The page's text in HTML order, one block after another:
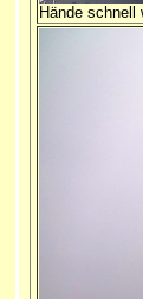
Hände schnell